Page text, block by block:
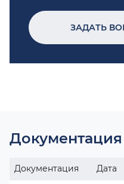
ЗАДАТЬ
Документация
Документация Дата